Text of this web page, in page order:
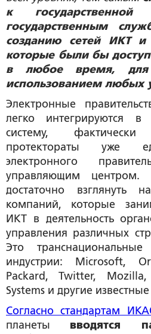
к
государственным
созданию сетей ИКТ и
которые были бы
в любое время,
использованием любых
Электронные
легко интегрируются
систему,
протектораты уже
электронного
управляющим центром.
достаточно взглянуть
компаний, которые
ИКТ в деятельность
управления различных
Это
индустрии: Microsoft,
Packard, Twitter,
Systems и другие
Согласно стандартам
планеты вводятся